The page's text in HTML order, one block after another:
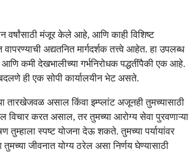
वर्षांसाठी मंजूर केले आहे, आणि काही विशिष्ट
वापरण्याची अद्यतनित मार्गदर्शक तत्त्वे आहेत. हा उपलब्ध
आणि कमी देखभालीच्या गर्भनिरोधक पद्धतींपैकी एक आहे.
ही एक सोपी कार्यालयीन भेट असते.
तारखेजवळ असाल किंवा इम्प्लांट अजूनही तुमच्यासाठी
विचार करत असाल, तर तुमच्या आरोग्य सेवा पुरवणाऱ्या
तुम्हाला स्पष्ट योजना देऊ शकते. तुमच्या पर्यायांवर
जीवनात योग्य ठरेल असा निर्णय घेण्यासाठी